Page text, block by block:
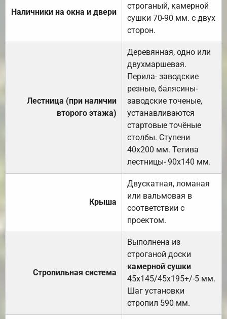
Наличники на окна и двери
строганый, камерной
сушки 70-90 мм. с двух
сторон.
Лестница (при наличии
второго этажа)
Деревянная, одно или
двухмаршевая.
Перила- заводские
резные, балясины-
заводские точеные,
устанавливаются
стартовые точёные
столбы. Ступени
40х200 мм. Тетива
лестницы- 90х140 мм.
Крыша
Двускатная, ломаная
или вальмовая в
соответствии с
проектом.
Стропильная система
Выполнена из
строганой доски
камерной сушки
45х145/45х195+/-5 мм.
Шаг установки
стропил 590 мм.